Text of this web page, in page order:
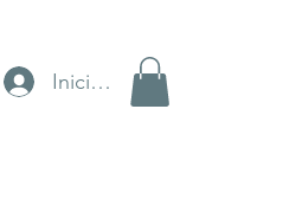
Iniciar sesión